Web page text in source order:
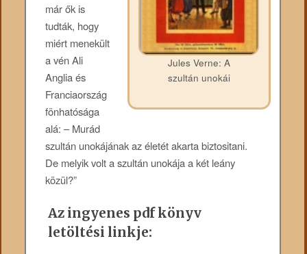
Jules Verne: A
szultán unokái
már ők is
tudták, hogy
miért menekült
a vén Ali
Anglia és
Franciaország
fönhatósága
alá: – Murád
szultán unokájának az életét akarta biztositani.
De melyik volt a szultán unokája a két leány
közül?”
Az ingyenes pdf könyv
letöltési linkje: